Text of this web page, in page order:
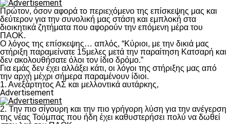
Πρώτον, όσον αφορά το περιεχόμενο της επίσκεψης μας και
δεύτερον για την συνολική μας στάση και εμπλοκή στα
διοικητικά ζητήματα που αφορούν την επόμενη μέρα του
ΠΑΟΚ.
Ο λόγος της επίσκεψης… απλός, “Κύριοι, με την δικιά μας
στήριξη παραμείνατε 15μελες μετά την παραίτηση Κατσαρή και
δεν ακολουθήσατε όλοι τον ίδιο δρόμο.”
Για εμάς δεν έχει αλλάξει κάτι, οι λόγοι της στήριξης μας από
την αρχή μέχρι σήμερα παραμένουν ίδιοι.
1. Ανεξάρτητος ΑΣ και μελλοντικά αυτάρκης,
Advertisement
2. Την πιο σίγουρη και την πιο γρήγορη λύση για την ανέγερση
της νέας Τούμπας που ήδη έχει καθυστερήσει πολύ να δωθεί